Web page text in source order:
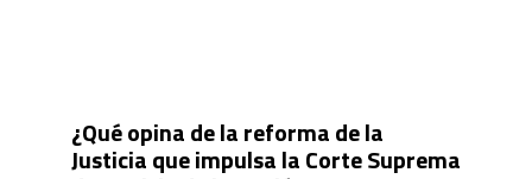
¿Qué opina de la reforma de la
Justicia que impulsa la Corte Suprema